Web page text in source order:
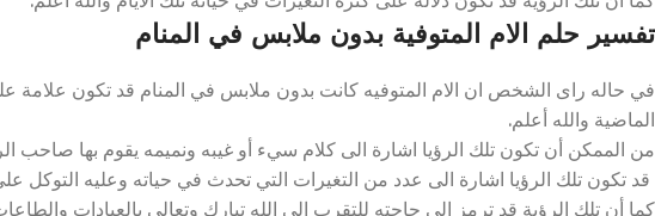
تفسير حلم الام المتوفية بدون ملابس في المنام
في حاله راى الشخص ان الام المتوفيه كانت بدون ملابس في المنام قد تكون علامة
الماضية والله أعلم.
من الممكن أن تكون تلك الرؤيا اشارة الى كلام سيء أو غيبه ونميمه يقوم بها صاحب
قد تكون تلك الرؤيا اشارة الى عدد من التغيرات التي تحدث في حياته وعليه التوكل
كما أن تلك الرؤية قد ترمز الى حاجته للتقرب الى الله تبارك وتعالى بالعبادات